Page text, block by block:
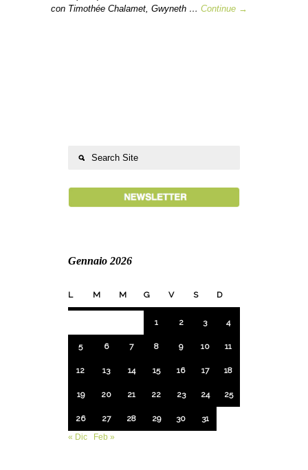
con Timothée Chalamet, Gwyneth … Continue →
Gennaio 2026
L M M G V S D
1 2 3 4
5 6 7 8 9 10 11
12 13 14 15 16 17 18
19 20 21 22 23 24 25
26 27 28 29 30
31
« Dic
Feb »